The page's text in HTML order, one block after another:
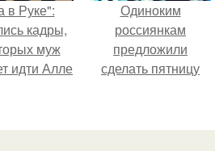
в Руке":
кадры,
муж
идти Алле
Одиноким
россиянкам
предложили
сделать пятницу
повышения